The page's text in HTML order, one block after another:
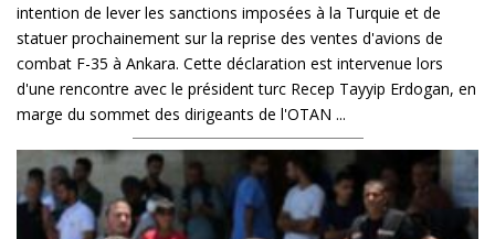
intention de lever les sanctions imposées à la Turquie et de
statuer prochainement sur la reprise des ventes d'avions de
combat F-35 à Ankara. Cette déclaration est intervenue lors
d'une rencontre avec le président turc Recep Tayyip Erdogan, en
marge du sommet des dirigeants de l'OTAN ...